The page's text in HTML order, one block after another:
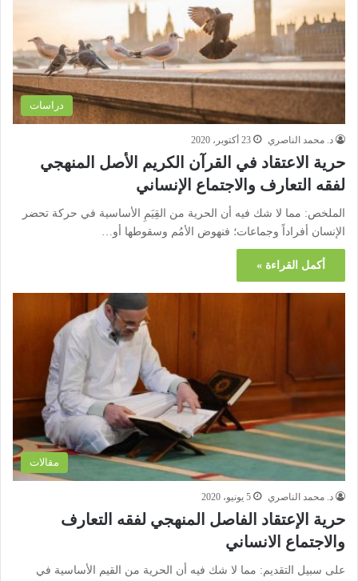
دراسات
د. محمد الناصري 23 أكتوبر، 2020
حرية الاعتقاد في القرآن الكريم الأصل المنهجي
لفقه التعارف والاجتماع الإنساني
الملخص: مما لا شك فيه أن الحرية من القِيَمِ الأساسية في حركة تحضر
الإنسان أفراداً وجماعات؛ فنهوض الأمُم وسقوطها أو…
أكمل القراءة »
مقالات
د. محمد الناصري 5 يونيو، 2020
حرية الإعتقاد الفاصل المنهجي لفقه التعارف
والاجتماع الانساني
على سبيل التقديم: مما لا شك فيه أن الحرية من القيم الأساسية في